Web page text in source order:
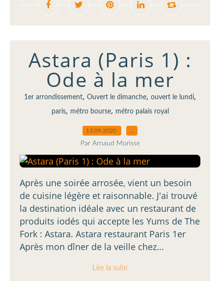
Astara (Paris 1) :
Ode à la mer
1er arrondissement, Ouvert le dimanche, ouvert le lundi,
paris, métro bourse, métro palais royal
13.09.2020
Par Arnaud Morisse
Après une soirée arrosée, vient un besoin
de cuisine légère et raisonnable. J'ai trouvé
la destination idéale avec un restaurant de
produits iodés qui accepte les Yums de The
Fork : Astara. Astara restaurant Paris 1er
Après mon dîner de la veille chez...
Lire la suite